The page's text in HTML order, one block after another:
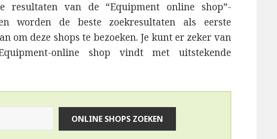
resultaten van de “Equipment online shop”-
worden de beste zoekresultaten als eerste
om deze shops te bezoeken. Je kunt er zeker van
online shop vindt met uitstekende